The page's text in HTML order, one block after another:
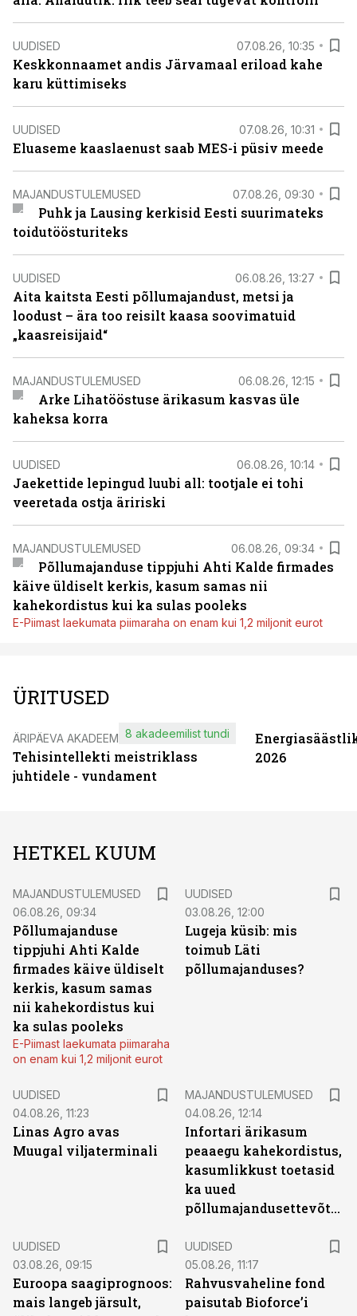
UUDISED 07.08.26, 10:35
Keskkonnaamet andis Järvamaal eriload kahe
karu küttimiseks
UUDISED 07.08.26, 10:31
Eluaseme kaaslaenust saab MES-i püsiv meede
MAJANDUSTULEMUSED 07.08.26, 09:30
Puhk ja Lausing kerkisid Eesti suurimateks
toidutöösturiteks
UUDISED 06.08.26, 13:27
Aita kaitsta Eesti põllumajandust, metsi ja
loodust – ära too reisilt kaasa soovimatuid
„kaasreisijaid“
MAJANDUSTULEMUSED 06.08.26, 12:15
Arke Lihatööstuse ärikasum kasvas üle
kaheksa korra
UUDISED 06.08.26, 10:14
Jaekettide lepingud luubi all: tootjale ei tohi
veeretada ostja äririski
MAJANDUSTULEMUSED 06.08.26, 09:34
Põllumajanduse tippjuhi Ahti Kalde firmades
käive üldiselt kerkis, kasum samas nii
kahekordistus kui ka sulas pooleks
E-Piimast laekumata piimaraha on enam kui 1,2 miljonit eurot
ÜRITUSED
ÄRIPÄEVA AKADEEMIA
Tehisintellekti meistriklass
juhtidele - vundament
8 akadeemilist tundi
2026
HETKEL KUUM
MAJANDUSTULEMUSED
06.08.26, 09:34
Põllumajanduse
tippjuhi Ahti Kalde
firmades käive üldiselt
kerkis, kasum samas
nii kahekordistus kui
ka sulas pooleks
E-Piimast laekumata piimaraha
on enam kui 1,2 miljonit eurot
UUDISED
03.08.26, 12:00
Lugeja küsib: mis
toimub Läti
põllumajanduses?
UUDISED
04.08.26, 11:23
Linas Agro avas
Muugal viljaterminali
MAJANDUSTULEMUSED
04.08.26, 12:14
Infortari ärikasum
peaaegu kahekordistus,
kasumlikkust toetasid
ka uued
põllumajandusettevõtted
UUDISED
03.08.26, 09:15
Euroopa saagiprognoos:
mais langeb järsult,
UUDISED
05.08.26, 11:17
Rahvusvaheline fond
paisutab Bioforce’i